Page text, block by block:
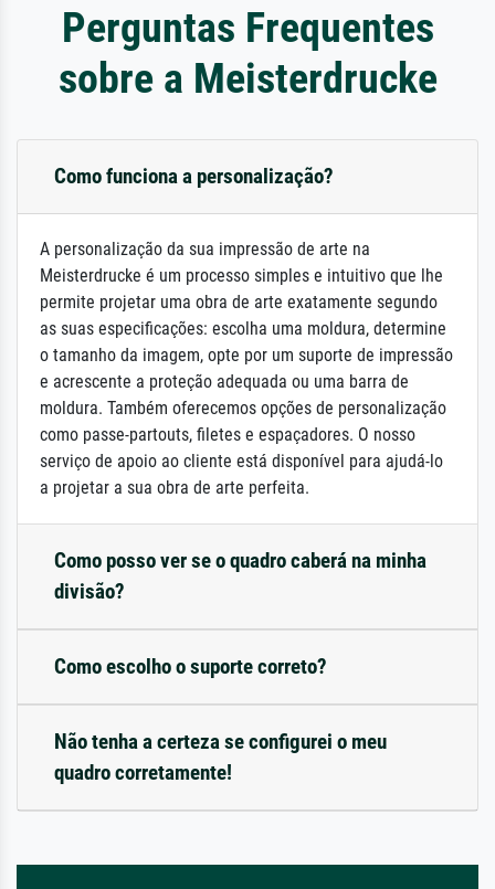
Perguntas Frequentes
sobre a Meisterdrucke
Como funciona a personalização?
A personalização da sua impressão de arte na
Meisterdrucke é um processo simples e intuitivo que lhe
permite projetar uma obra de arte exatamente segundo
as suas especificações: escolha uma moldura, determine
o tamanho da imagem, opte por um suporte de impressão
e acrescente a proteção adequada ou uma barra de
moldura. Também oferecemos opções de personalização
como passe-partouts, filetes e espaçadores. O nosso
serviço de apoio ao cliente está disponível para ajudá-lo
a projetar a sua obra de arte perfeita.
Como posso ver se o quadro caberá na minha
divisão?
Como escolho o suporte correto?
Não tenha a certeza se configurei o meu
quadro corretamente!